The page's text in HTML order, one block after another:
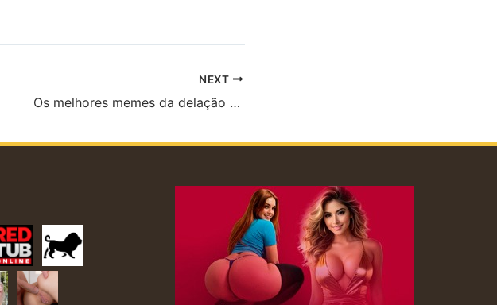
NEXT
Os melhores memes da delação de Joesley Batista contra Michel Temer